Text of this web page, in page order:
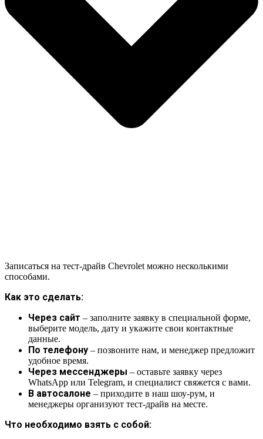
Записаться на тест-драйв Chevrolet можно несколькими
способами.
Как это сделать:
Через сайт – заполните заявку в специальной форме,
выберите модель, дату и укажите свои контактные
данные.
По телефону – позвоните нам, и менеджер предложит
удобное время.
Через мессенджеры – оставьте заявку через
WhatsApp или Telegram, и специалист свяжется с вами.
В автосалоне – приходите в наш шоу-рум, и
менеджеры организуют тест-драйв на месте.
Что необходимо взять с собой: